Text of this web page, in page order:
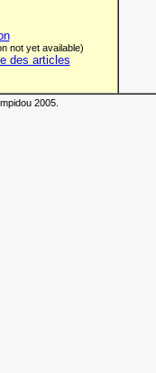
not yet available)
des articles
2005.